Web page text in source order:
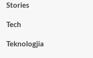
Stories
Tech
Teknologjia